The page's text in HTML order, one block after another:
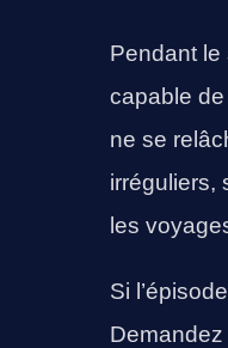
Pendant le
capable
ne se
irréguliers,
les
Si
Demandez